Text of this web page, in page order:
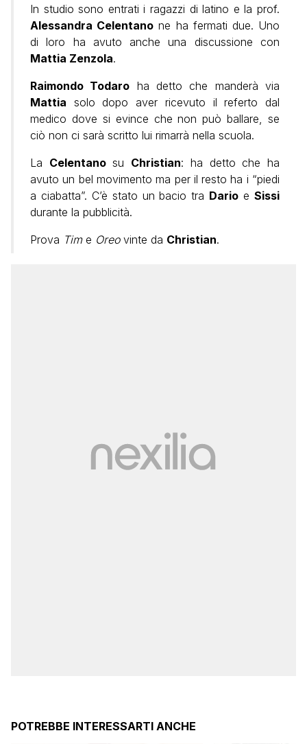
In studio sono entrati i ragazzi di latino e la prof.
Alessandra Celentano ne ha fermati due. Uno
di loro ha avuto anche una discussione con
Mattia Zenzola.
Raimondo Todaro ha detto che manderà via
Mattia solo dopo aver ricevuto il referto dal
medico dove si evince che non può ballare, se
ciò non ci sarà scritto lui rimarrà nella scuola.
La Celentanosu Christian: ha detto che ha
avuto un bel movimento ma per il resto ha i “piedi
a ciabatta”. C’è stato un bacio tra Dario eSissi
durante la pubblicità.
Prova Time Oreovinte da Christian.
POTREBBE INTERESSARTI ANCHE